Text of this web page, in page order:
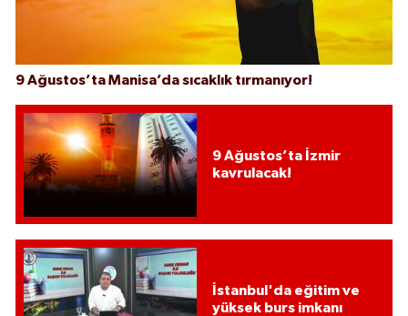
9 Ağustos’ta Manisa’da sıcaklık tırmanıyor!
9 Ağustos’ta İzmir
kavrulacak!
İstanbul'da eğitim ve
yüksek burs imkanı